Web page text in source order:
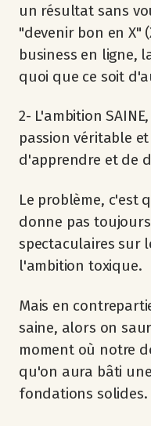
un résultat sans
"devenir bon en X"
business en ligne,
quoi que ce soit
2- L'ambition
passion véritable
d'apprendre et de
Le problème, c'est
donne pas
spectaculaires sur
l'ambition toxique.
Mais en
saine, alors on
moment où notre
qu'on aura bâti
fondations solides.